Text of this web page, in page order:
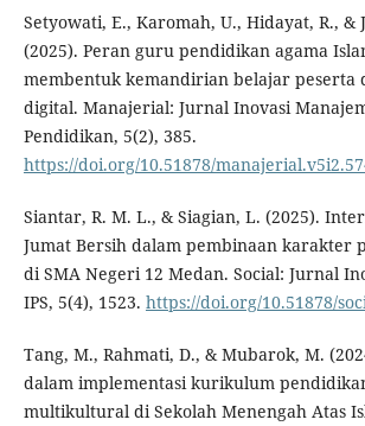
Setyowati, E., Karomah, U., Hidayat, R., &
(2025). Peran guru pendidikan agama
membentuk kemandirian belajar peserta
digital. Manajerial: Jurnal Inovasi
Pendidikan, 5(2), 385.
https://doi.org/10.51878/
Siantar, R. M. L., & Siagian, L. (2025).
Jumat Bersih dalam pembinaan karakter
di SMA Negeri 12 Medan. Social: Jurnal
IPS, 5(4), 1523. https://doi.org/10.51878/
Tang, M., Rahmati, D., & Mubarok, M.
dalam implementasi kurikulum
multikultural di Sekolah Menengah Atas